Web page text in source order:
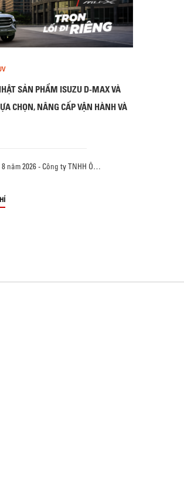
SẢN PHẨM ISUZU D-MAX VÀ
CHỌN, NÂNG CẤP VẬN HÀNH VÀ
năm 2026 - Công ty TNHH Ô…